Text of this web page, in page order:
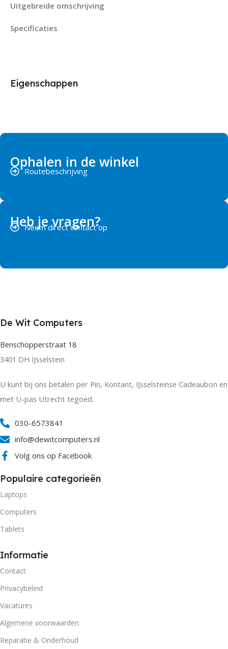
Uitgebreide omschrijving
Specificaties
Eigenschappen
Ophalen in de winkel
Routebeschrijving
Heb je vragen?
Neem direct contact op
De Wit Computers
Benschopperstraat 18
3401 DH IJsselstein
U kunt bij ons betalen per Pin, Kontant, IJsselsteinse Cadeaubon en
met U-pas Utrecht tegoed.
030-6573841
info@dewitcomputers.nl
Volg ons op Facebook
Populaire categorieën
Laptops
Computers
Tablets
Informatie
Contact
Privacybeleid
Vacatures
Algemene voorwaarden
Reparatie & Onderhoud